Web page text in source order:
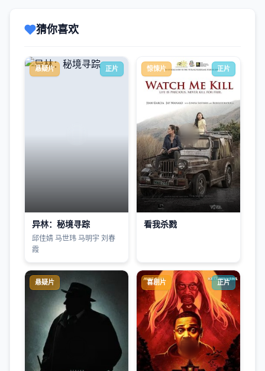
猜你喜欢
悬疑片 正片
异林：秘境寻踪
邱佳婧 马世玮 马明宇 刘春
霞
惊悚片 正片
看我杀戮
悬疑片 喜剧片 正片